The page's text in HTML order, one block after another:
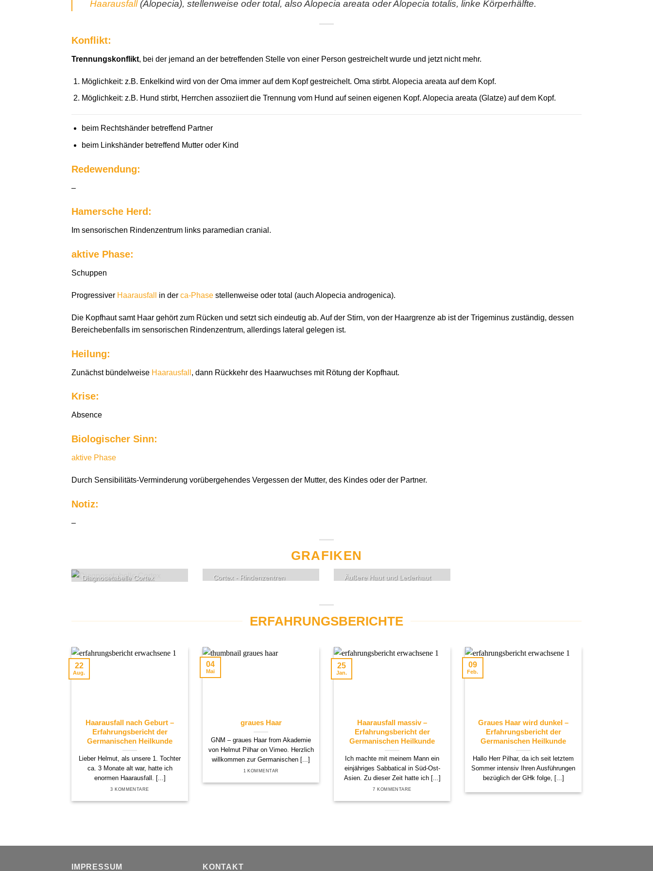
Haarausfall(Alopecia), stellenweise oder total, also Alopecia areata oder Alopecia totalis, linke Körperhälfte.
Konflikt:
Trennungskonflikt, bei der jemand an der betreffenden Stelle von einer Person gestreichelt wurde und jetzt nicht mehr.
Möglichkeit: z.B. Enkelkind wird von der Oma immer auf dem Kopf gestreichelt. Oma stirbt. Alopecia areata auf dem Kopf.
Möglichkeit: z.B. Hund stirbt, Herrchen assoziiert die Trennung vom Hund auf seinen eigenen Kopf. Alopecia areata (Glatze) auf dem Kopf.
beim Rechtshänder betreffend Partner
beim Linkshänder betreffend Mutter oder Kind
Redewendung:
–
Hamersche Herd:
Im sensorischen Rindenzentrum links paramedian cranial.
aktive Phase:
Schuppen
Progressiver Haarausfall in der ca-Phase stellenweise oder total (auch Alopecia androgenica).
Die Kopfhaut samt Haar gehört zum Rücken und setzt sich eindeutig ab. Auf der Stirn, von der Haargrenze ab ist der Trigeminus zuständig, dessen
Bereichebenfalls im sensorischen Rindenzentrum, allerdings lateral gelegen ist.
Heilung:
Zunächst bündelweise Haarausfall , dann Rückkehr des Haarwuchses mit Rötung der Kopfhaut.
Krise:
Absence
Biologischer Sinn:
aktive Phase
Durch Sensibilitäts-Verminderung vorübergehendes Vergessen der Mutter, des Kindes oder der Partner.
Notiz:
–
GRAFIKEN
Diagnosetabelle Cortex Cortex - Rindenzentren Äußere Haut und Lederhaut
ERFAHRUNGSBERICHTE
Haarausfall nach Geburt –
Erfahrungsbericht der
Germanischen Heilkunde
Lieber Helmut, als unsere 1. Tochter
ca. 3 Monate alt war, hatte ich
enormen Haarausfall. [...]
3 KOMMENTARE
22
Aug.
graues Haar
GNM – graues Haar from Akademie
von Helmut Pilhar on Vimeo. Herzlich
willkommen zur Germanischen [...]
1 KOMMENTAR
04
Mai
Haarausfall massiv –
Erfahrungsbericht der
Germanischen Heilkunde
Ich machte mit meinem Mann ein
einjähriges Sabbatical in Süd-Ost-
Asien. Zu dieser Zeit hatte ich [...]
7 KOMMENTARE
25
Jan.
Graues Haar wird dunkel –
Erfahrungsbericht der
Germanischen Heilkunde
Hallo Herr Pilhar, da ich seit letztem
Sommer intensiv Ihren Ausführungen
bezüglich der GHk folge, [...]
09
Feb.
IMPRESSUM KONTAKT